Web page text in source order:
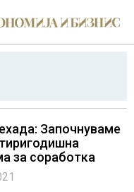
Започнуваме
за соработка